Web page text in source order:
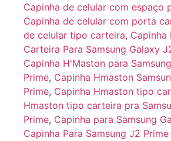
Capinha de celular com espaço
Capinha de celular com porta
de celular tipo carteira, Capinha
Carteira Para Samsung Galaxy
Capinha H'Maston para
Prime, Capinha Hmaston
Prime, Capinha Hmaston tipo
Hmaston tipo carteira pra
Prime, Capinha para Samsung
Capinha Para Samsung J2